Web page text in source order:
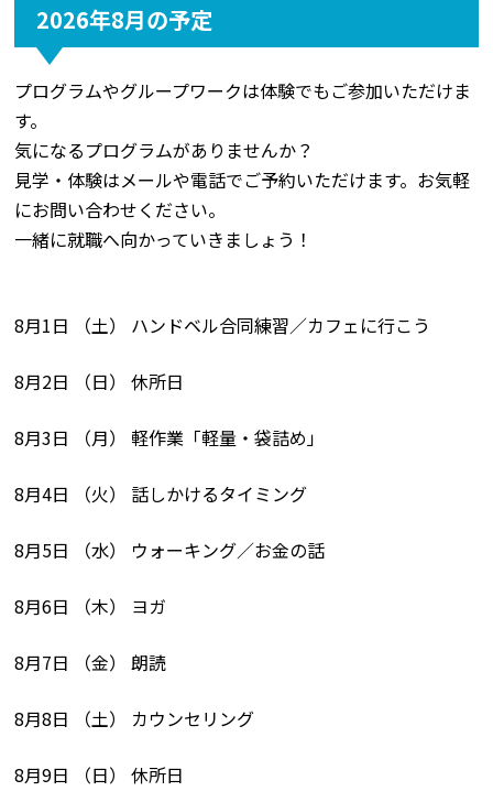
2026年8月の予定
プログラムやグループワークは体験でもご参加いただけま
す。
気になるプログラムがありませんか？
見学・体験はメールや電話でご予約いただけます。お気軽
にお問い合わせください。
一緒に就職へ向かっていきましょう！
8月1日 （土） ハンドベル合同練習／カフェに行こう
8月2日 （日） 休所日
8月3日 （月） 軽作業「軽量・袋詰め」
8月4日 （火） 話しかけるタイミング
8月5日 （水） ウォーキング／お金の話
8月6日 （木） ヨガ
8月7日 （金） 朗読
8月8日 （土） カウンセリング
8月9日 （日） 休所日